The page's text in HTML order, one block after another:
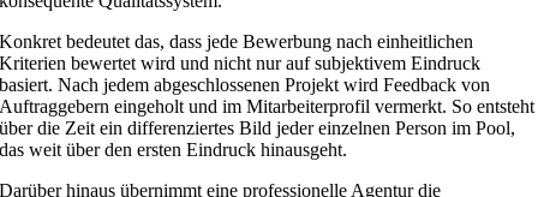
Konkret bedeutet das, dass jede Bewerbung nach einheitlichen
Kriterien bewertet wird und nicht nur auf subjektivem Eindruck
basiert. Nach jedem abgeschlossenen Projekt wird Feedback von
Auftraggebern eingeholt und im Mitarbeiterprofil vermerkt. So entsteht
über die Zeit ein differenziertes Bild jeder einzelnen Person im Pool,
das weit über den ersten Eindruck hinausgeht.
Darüber hinaus übernimmt eine professionelle Agentur die